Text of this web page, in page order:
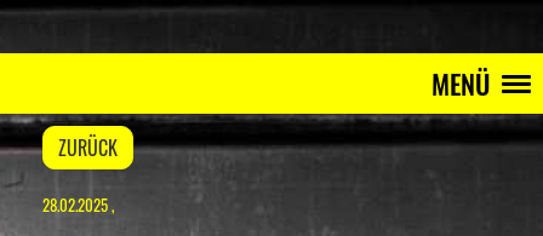
MENÜ
ZURÜCK
28.02.2025,